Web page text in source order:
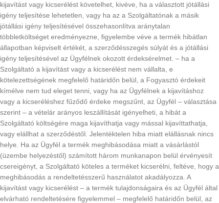
kijavítást vagy kicserélést követelhet, kivéve, ha a választott jótállási
igény teljesítése lehetetlen, vagy ha az a Szolgáltatónak a másik
jótállási igény teljesítésével összehasonlítva aránytalan
többletköltséget eredményezne, figyelembe véve a termék hibátlan
állapotban képviselt értékét, a szerződésszegés súlyát és a jótállási
igény teljesítésével az Ügyfélnek okozott érdeksérelmet. – ha a
Szolgáltató a kijavítást vagy a kicserélést nem vállalta, e
kötelezettségének megfelelő határidőn belül, a Fogyasztó érdekeit
kímélve nem tud eleget tenni, vagy ha az Ügyfélnek a kijavításhoz
vagy a kicseréléshez fűződő érdeke megszűnt, az Ügyfél – választása
szerint – a vételár arányos leszállítását igényelheti, a hibát a
Szolgáltató költségére maga kijavíthatja vagy mással kijavíttathatja,
vagy elállhat a szerződéstől. Jelentéktelen hiba miatt elállásnak nincs
helye. Ha az Ügyfél a termék meghibásodása miatt a vásárlástól
(üzembe helyezéstől) számított három munkanapon belül érvényesít
csereigényt, a Szolgáltató köteles a terméket kicserélni, feltéve, hogy a
meghibásodás a rendeltetésszerű használatot akadályozza. A
kijavítást vagy kicserélést – a termék tulajdonságaira és az Ügyfél által
elvárható rendeltetésére figyelemmel – megfelelő határidőn belül, az